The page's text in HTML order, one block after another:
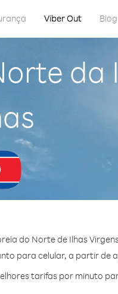
Viber Out Blog
da
do Norte de Ilhas
para celular, a partir de
tarifas por minuto